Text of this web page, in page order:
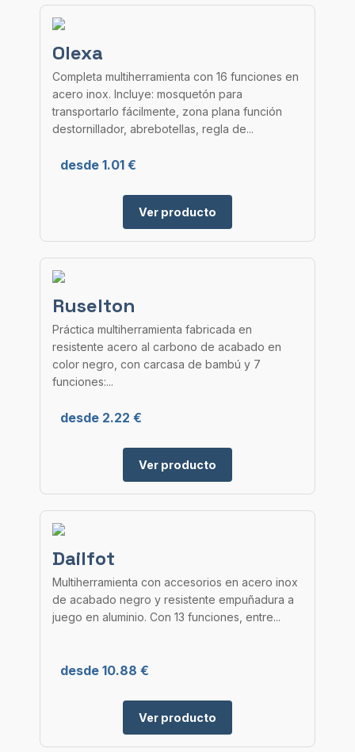
Olexa
Completa multiherramienta con 16 funciones en
acero inox. Incluye: mosquetón para
transportarlo fácilmente, zona plana función
destornillador, abrebotellas, regla de...
desde 1.01 €
Ver producto
Ruselton
Práctica multiherramienta fabricada en
resistente acero al carbono de acabado en
color negro, con carcasa de bambú y 7
funciones:...
desde 2.22 €
Ver producto
Dailfot
Multiherramienta con accesorios en acero inox
de acabado negro y resistente empuñadura a
juego en aluminio. Con 13 funciones, entre...
desde 10.88 €
Ver producto